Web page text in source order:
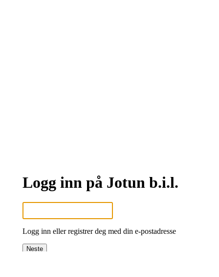
Logg inn på Jotun b.i.l.
Logg inn eller registrer deg med din e-postadresse
Neste